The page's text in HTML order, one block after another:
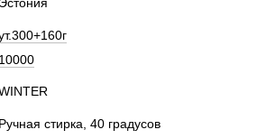
10000
Ручная стирка, 40 градусов